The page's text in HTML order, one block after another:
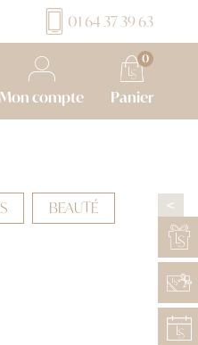
01 64 37 39 63
Mon compte
0
Panier
>
BEAUTÉ